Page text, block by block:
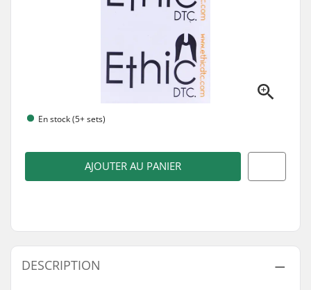
En stock (5+ sets)
AJOUTER AU PANIER
DESCRIPTION